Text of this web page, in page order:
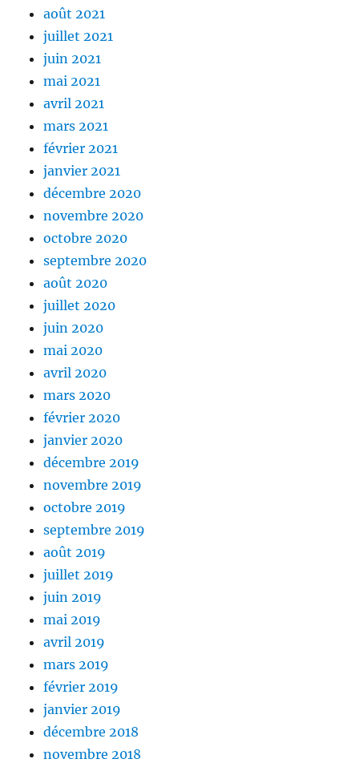
août 2021
juillet 2021
juin 2021
mai 2021
avril 2021
mars 2021
février 2021
janvier 2021
décembre 2020
novembre 2020
octobre 2020
septembre 2020
août 2020
juillet 2020
juin 2020
mai 2020
avril 2020
mars 2020
février 2020
janvier 2020
décembre 2019
novembre 2019
octobre 2019
septembre 2019
août 2019
juillet 2019
juin 2019
mai 2019
avril 2019
mars 2019
février 2019
janvier 2019
décembre 2018
novembre 2018